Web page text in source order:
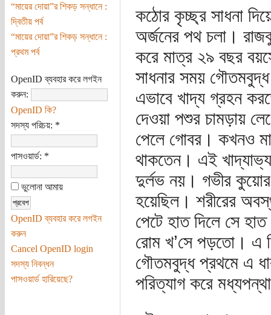
“মায়ের দোয়া”র শিকড় সন্ধানে :
দ্বিতীয় পর্ব
“মায়ের দোয়া”র শিকড় সন্ধানে :
প্রথম পর্ব
OpenID ব্যবহার করে লগইন
করুন:
OpenID কি?
সদস্য পরিচয়: *
পাসওয়ার্ড: *
ভুলোনা আমায়
OpenID ব্যবহার করে লগইন
করুন
Cancel OpenID login
সদস্য নিবন্ধন
পাসওয়ার্ড হারিয়েছে?
কঠোর কৃচ্ছ্র সাধনা
অর্জনের পথ চলা।
করে মাত্র ২৯ বছর
সাধনার সময়
এভাবে খাদ্য গ্রহন
দেওয়া পশুর চামড়ায়
পেলে গোবর। কখনও
থাকতেন। এই
দুর্লভ নয়। গভীর
হয়েছিল। শরীরের
পেটে হাত দিলে সে
রোম খ’সে পড়তো। এ
গৌতমবুদ্ধ প্রথমে এ
পরিত্যাগ করে